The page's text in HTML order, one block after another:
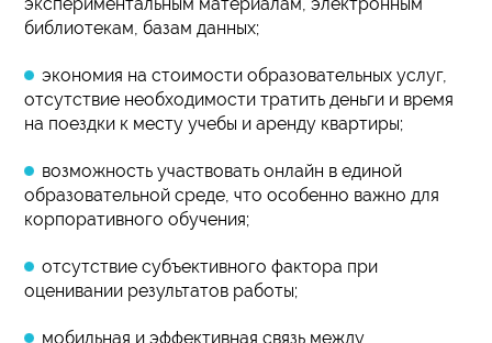
библиотекам, базам данных;
экономия на стоимости образовательных услуг,
отсутствие необходимости тратить деньги и время
на поездки к месту учебы и аренду квартиры;
возможность участвовать онлайн в единой
образовательной среде, что особенно важно для
корпоративного обучения;
отсутствие субъективного фактора при
оценивании результатов работы;
мобильная и эффективная связь между